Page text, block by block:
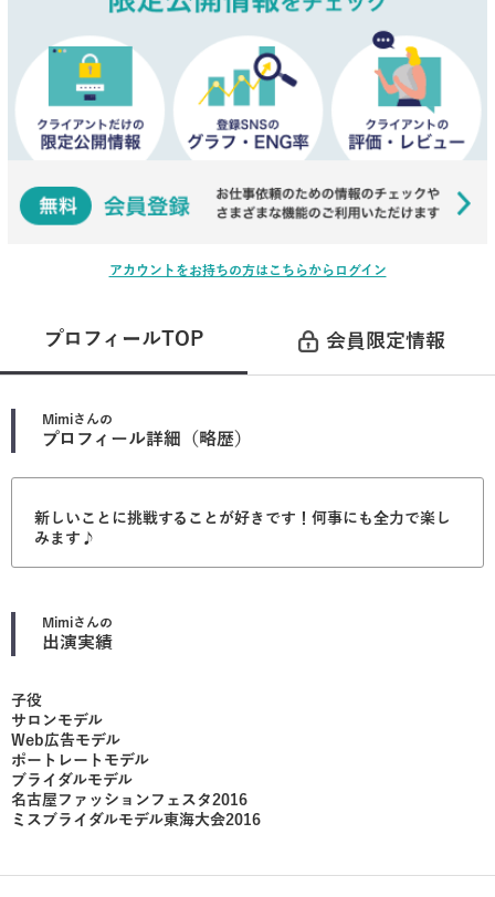
アカウントをお持ちの方はこちらからログイン
プロフィールTOP 会員限定情報
Mimiさんの
プロフィール詳細（略歴）
新しいことに挑戦することが好きです！何事にも全力で楽し
みます♪
Mimiさんの
出演実績
子役
サロンモデル
Web広告モデル
ポートレートモデル
ブライダルモデル
名古屋ファッションフェスタ2016
ミスブライダルモデル東海大会2016